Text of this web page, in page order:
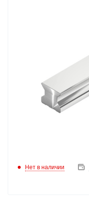
Нет в наличии